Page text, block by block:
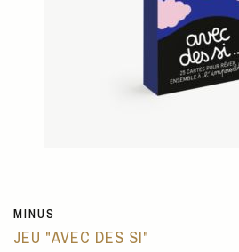
MINUS
JEU "AVEC DES SI"